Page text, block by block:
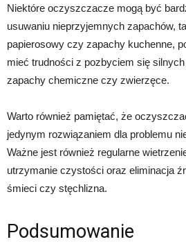
Niektóre oczyszczacze mogą być
usuwaniu nieprzyjemnych zapachów,
papierosowy czy zapachy kuchenne,
mieć trudności z pozbyciem się
zapachy chemiczne czy zwierzęce.
Warto również pamiętać, że
jedynym rozwiązaniem dla problemu
Ważne jest również regularne
utrzymanie czystości oraz eliminacja
śmieci czy stęchlizna.
Podsumowanie